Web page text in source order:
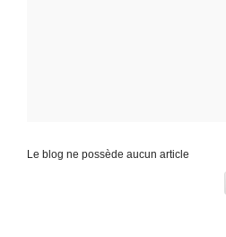
Le blog ne possède aucun article